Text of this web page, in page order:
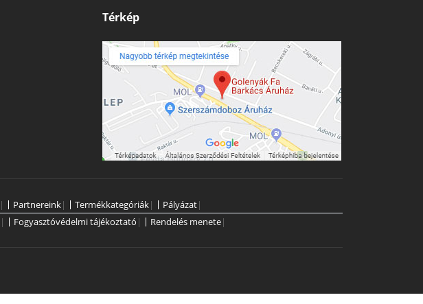
Térkép
| Partnereink| Termékkategóriák| Pályázat|
| Fogyasztóvédelmi tájékoztató | Rendelés menete|